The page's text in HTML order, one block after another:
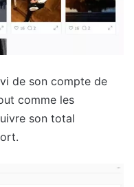
de son compte de
comme les
son total